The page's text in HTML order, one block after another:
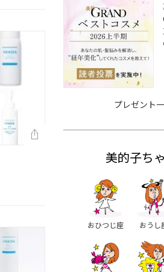
プレゼント
美的子ち
おひつじ座 おうし